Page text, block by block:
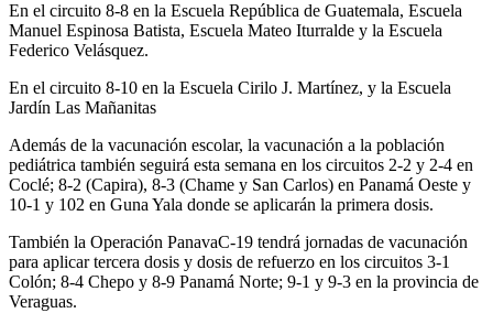
En el circuito 8-8 en la Escuela República de Guatemala, Escuela
Manuel Espinosa Batista, Escuela Mateo Iturralde y la Escuela
Federico Velásquez.
En el circuito 8-10 en la Escuela Cirilo J. Martínez, y la Escuela
Jardín Las Mañanitas
Además de la vacunación escolar, la vacunación a la población
pediátrica también seguirá esta semana en los circuitos 2-2 y 2-4 en
Coclé; 8-2 (Capira), 8-3 (Chame y San Carlos) en Panamá Oeste y
10-1 y 102 en Guna Yala donde se aplicarán la primera dosis.
También la Operación PanavaC-19 tendrá jornadas de vacunación
para aplicar tercera dosis y dosis de refuerzo en los circuitos 3-1
Colón; 8-4 Chepo y 8-9 Panamá Norte; 9-1 y 9-3 en la provincia de
Veraguas.